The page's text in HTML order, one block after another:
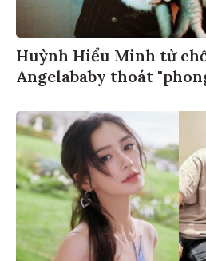
Huỳnh Hiểu Minh từ
Angelababy thoát